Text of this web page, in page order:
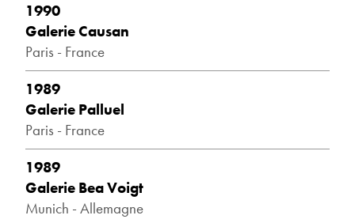
1990
Galerie Causan
Paris - France
1989
Galerie Palluel
Paris - France
1989
Galerie Bea Voigt
Munich - Allemagne